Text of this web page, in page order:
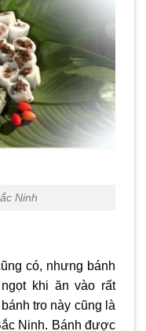
Ninh
có, nhưng bánh
khi ăn vào rất
tro này cũng là
Ninh. Bánh được